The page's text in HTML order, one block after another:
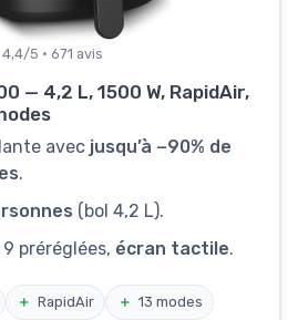
4,4/5 · 671 avis
— 4,2 L, 1500 W, RapidAir,
avec jusqu’à −90% de
.
(bol 4,2 L).
préréglées, écran tactile.
＋ RapidAir ＋ 13 modes